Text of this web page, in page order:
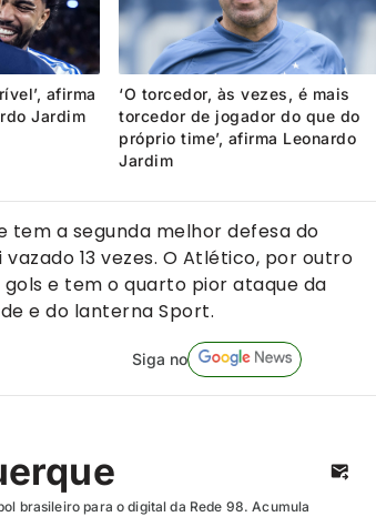
afirma
Jardim
‘O torcedor, às vezes, é mais
torcedor de jogador do que do
próprio time’, afirma Leonardo
Jardim
tem a segunda melhor defesa do
13 vezes. O Atlético, por outro
e tem o quarto pior ataque da
e do lanterna Sport.
Siga no
brasileiro para o digital da Rede 98. Acumula